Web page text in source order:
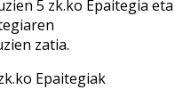
5 zk.ko Epaitegia eta
zatia.
Epaitegiak